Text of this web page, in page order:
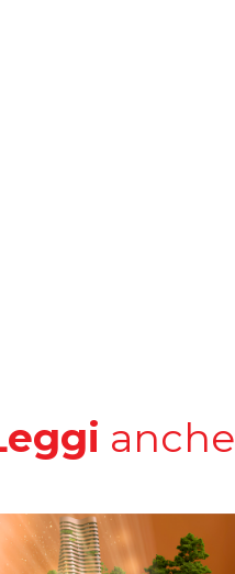
anche